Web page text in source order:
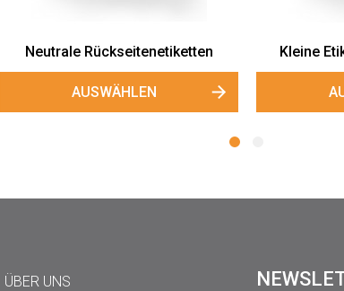
Kleine Etiketten "Bienenstolz"
AUSWÄHLEN
Große
ÜBER UNS